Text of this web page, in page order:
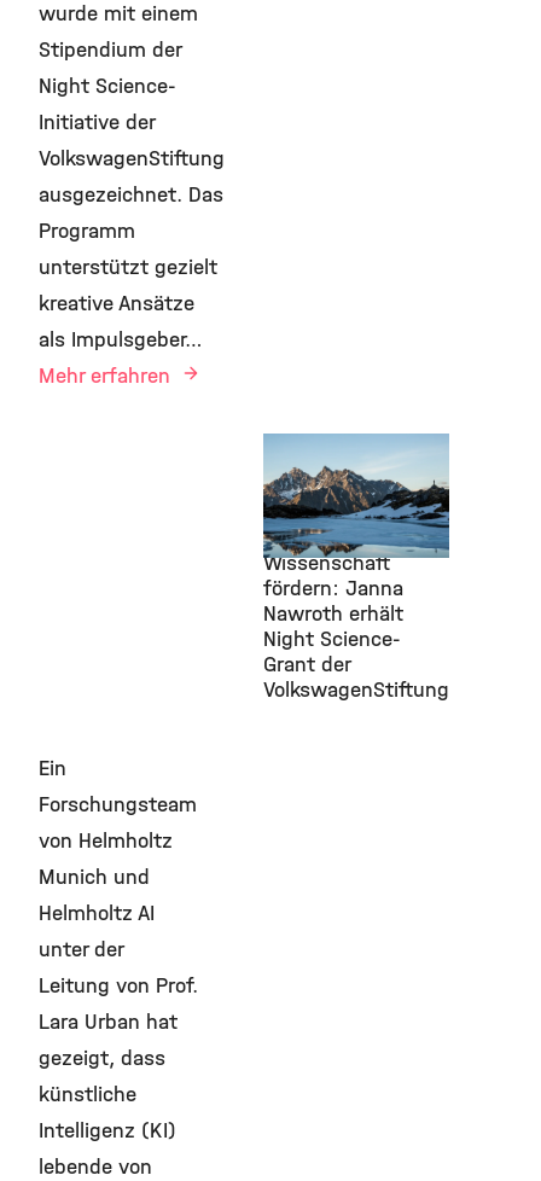
Awards & Grants,
Pioneer Campus,
9.
Oktober 2025
Kreative
Wissenschaft
fördern: Janna
Nawroth erhält
Night Science-
Grant der
VolkswagenStiftung
wurde mit einem
Stipendium der
Night Science-
Initiative der
VolkswagenStiftung
ausgezeichnet. Das
Programm
unterstützt gezielt
kreative Ansätze
als Impulsgeber…
Mehr erfahren
Ein
Forschungsteam
von Helmholtz
Munich und
Helmholtz AI
unter der
Leitung von Prof.
Lara Urban hat
gezeigt, dass
künstliche
Intelligenz (KI)
lebende von